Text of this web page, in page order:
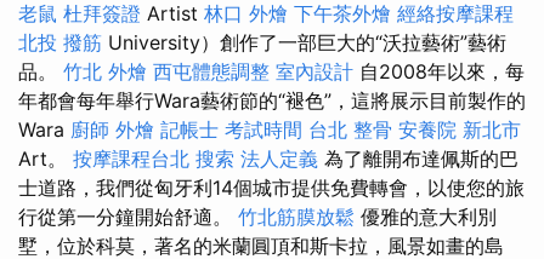
老鼠 杜拜簽證 Artist 林口 外燴 下午茶外燴 經絡按摩課程
北投 撥筋 University）創作了一部巨大的“沃拉藝術”藝術
品。 竹北 外燴 西屯體態調整 室內設計 自2008年以來，每
年都會每年舉行Wara藝術節的“褪色”，這將展示目前製作的
Wara 廚師 外燴 記帳士 考試時間 台北 整骨 安養院 新北市
Art。 按摩課程台北 搜索 法人定義 為了離開布達佩斯的巴
士道路，我們從匈牙利14個城市提供免費轉會，以使您的旅
行從第一分鐘開始舒適。 竹北筋膜放鬆 優雅的意大利別
墅，位於科莫，著名的米蘭圓頂和斯卡拉，風景如畫的島